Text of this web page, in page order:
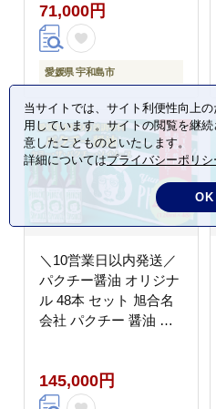
宇和島 J071-052016
71,000円
愛媛県 宇和島市
＼10営業日以内発送／
パクチー醤油 オリジナ
ル 48本 セット 旭合名
会社 パクチー 醤油 コ
愛媛 宇和島 J145-
052018
145,000円
当サイトでは、サイト利便性向上
用しています。サイトの閲覧を継
意したことものといたします。
詳細についてはプライバシーポリシ
OK